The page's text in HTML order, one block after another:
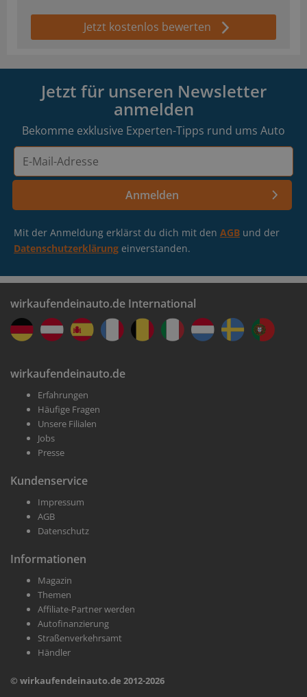
Jetzt kostenlos bewerten
Jetzt für unseren Newsletter
anmelden
Bekomme exklusive Experten-Tipps rund ums Auto
Adresse
Anmelden
Mit der Anmeldung erklärst du dich mit den AGB und der
Datenschutzerklärung einverstanden.
wirkaufendeinauto.de International
wirkaufendeinauto.de
Erfahrungen
Häufige Fragen
Unsere Filialen
Jobs
Presse
Kundenservice
Impressum
AGB
Datenschutz
Informationen
Magazin
Themen
Affiliate-Partner werden
Autofinanzierung
Straßenverkehrsamt
Händler
© wirkaufendeinauto.de 2012-2026